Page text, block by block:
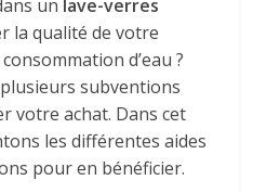
un lave-verres
la qualité de votre
d’eau ?
subventions
votre achat. Dans cet
les différentes aides
pour en bénéficier.